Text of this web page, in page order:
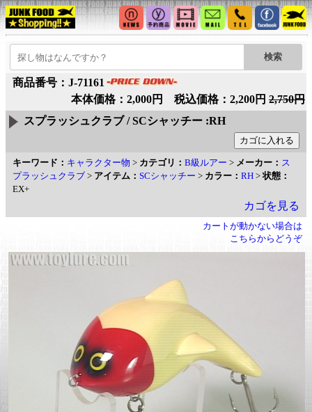
商品番号：J-71161
本体価格：2,000円 税込価格：2,200円 2,750円
スプラッシュクラブ / SCシャッチー :RH
キーワード： キャラクター物 > カテゴリ： B級ルアー > メーカー： ス
プラッシュクラブ > アイテム： SCシャッチー > カラー： RH >状態：
EX+
カゴを見る
カートが動かない場合は
こちらからどうぞ